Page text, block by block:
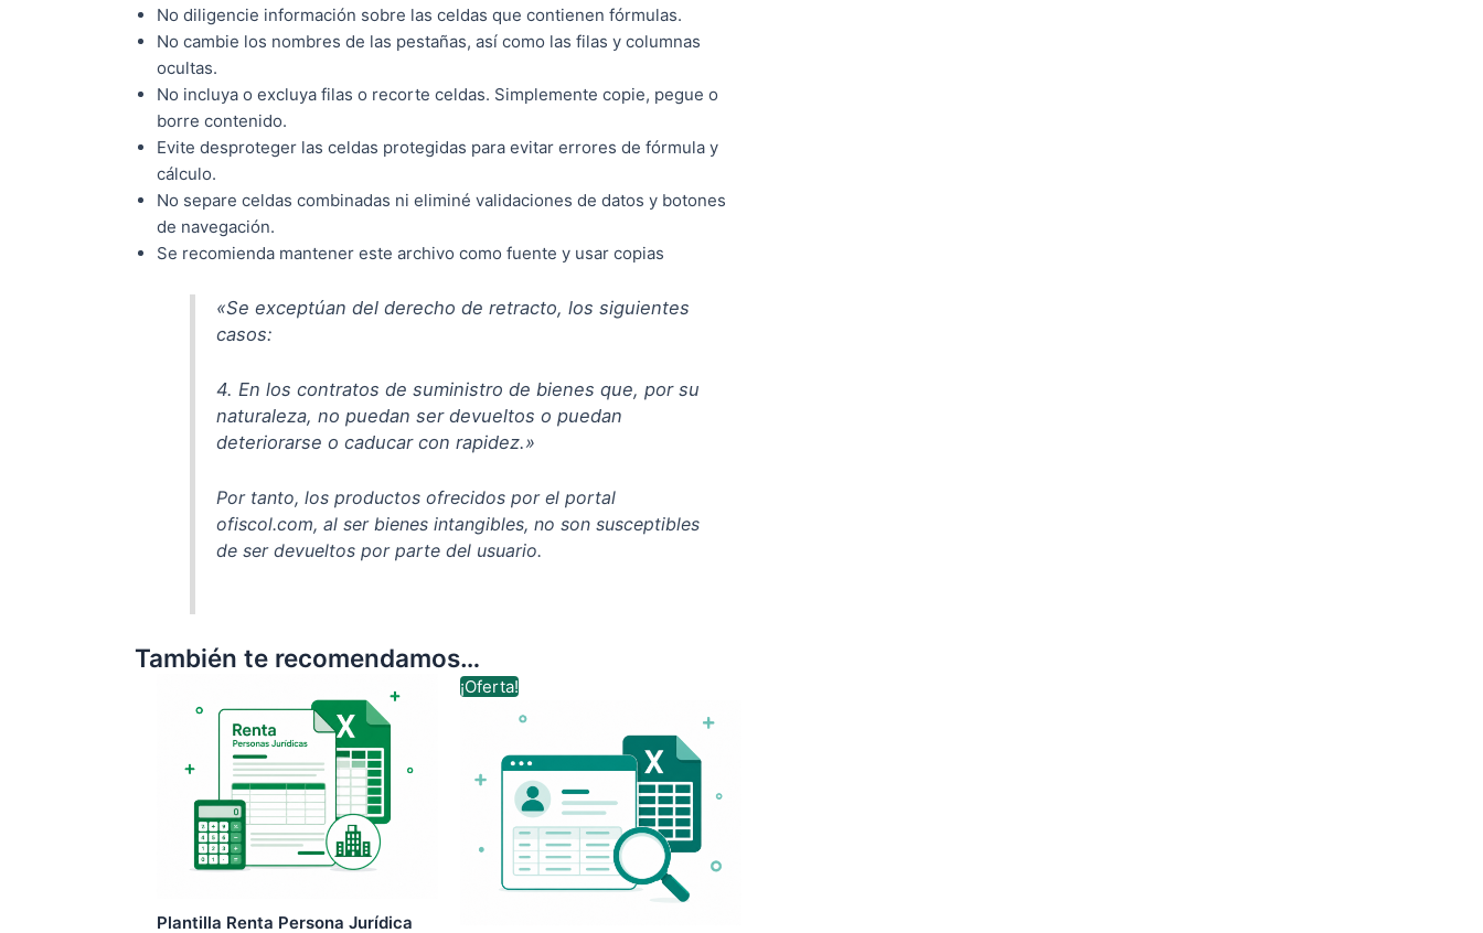
No diligencie información sobre las celdas que contienen fórmulas.
No cambie los nombres de las pestañas, así como las filas y columnas
ocultas.
No incluya o excluya filas o recorte celdas. Simplemente copie, pegue o
borre contenido.
Evite desproteger las celdas protegidas para evitar errores de fórmula y
cálculo.
No separe celdas combinadas ni eliminé validaciones de datos y botones
de navegación.
Se recomienda mantener este archivo como fuente y usar copias
«Se exceptúan del derecho de retracto, los siguientes
casos:
4. En los contratos de suministro de bienes que, por su
naturaleza, no puedan ser devueltos o puedan
deteriorarse o caducar con rapidez.»
Por tanto, los productos ofrecidos por el portal
ofiscol.com, al ser bienes intangibles, no son susceptibles
de ser devueltos por parte del usuario.
También te recomendamos…
Plantilla Renta Persona Jurídica
¡Oferta!
$ 189.000.
es:
$ 159.000.